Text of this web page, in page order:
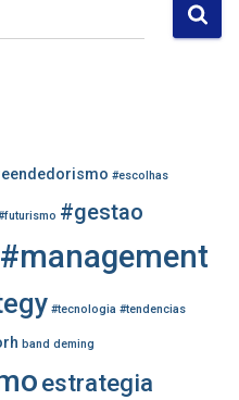
#escolhas
#gestao
#management
#tecnologia #tendencias
band deming
estrategia